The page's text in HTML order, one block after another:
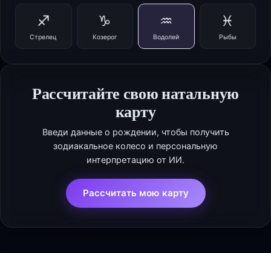
♐
Стрелец
♑
Козерог
♒
Водолей
♓
Рыбы
Рассчитайте свою натальную
карту
Введи данные о рождении, чтобы получить
зодиакальное колесо и персональную
интерпретацию от ИИ.
Рассчитать мою карту